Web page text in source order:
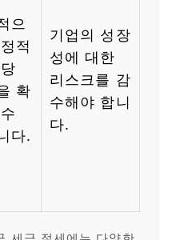
으
적
확
다.
기업의 성장
성에 대한
리스크를 감
수해야 합니
다.